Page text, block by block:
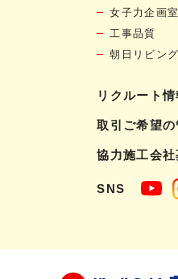
女子力企画室
工事品質
朝日リビン
リクルート情
取引ご希望
協力施工会社
SNS